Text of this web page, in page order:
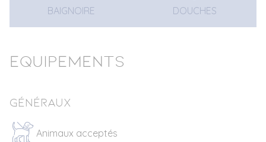
BAIGNOIRE DOUCHES
Equipements
Généraux
Animaux acceptés